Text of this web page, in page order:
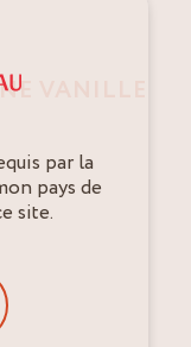
VANILLE
par la
pays de
site.